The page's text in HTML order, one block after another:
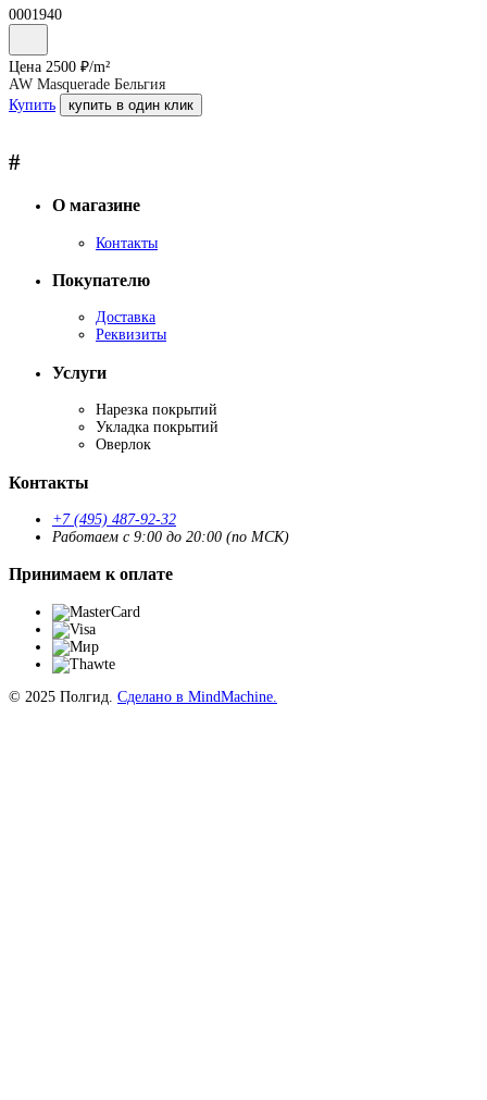
0001940
Цена 2500 ₽/m²
AW Masquerade Бельгия
Купить
купить в один клик
#
О магазине
Контакты
Покупателю
Доставка
Реквизиты
Услуги
Нарезка покрытий
Укладка покрытий
Оверлок
Контакты
+7 (495) 487-92-32
Работаем с 9:00 до 20:00 (по МСК)
Принимаем к оплате
© 2025 Полгид. Сделано в MindMachine.